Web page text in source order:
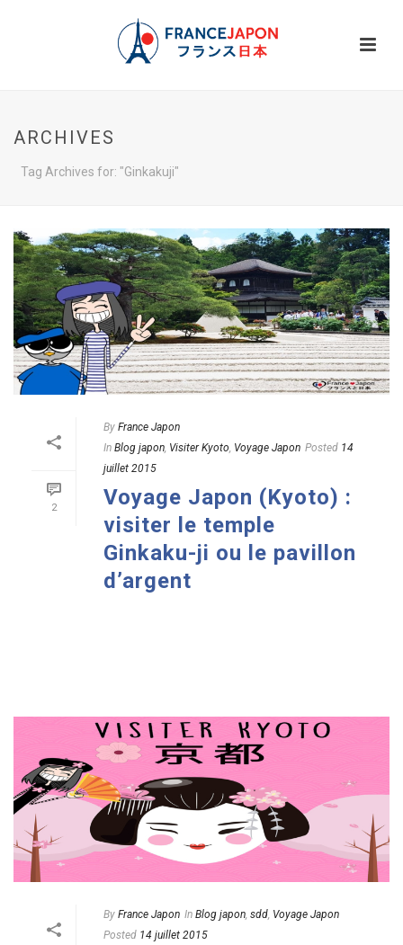
ARCHIVES
Tag Archives for: "Ginkakuji"
2
By France Japon
In Blog japon Visiter Kyoto Voyage Japon Posted 14
juillet 2015
Voyage Japon (Kyoto) :
visiter le temple
Ginkaku-ji ou le pavillon
d’argent
By France Japon In Blog japon, sdd, Voyage Japon
Posted 14 juillet 2015